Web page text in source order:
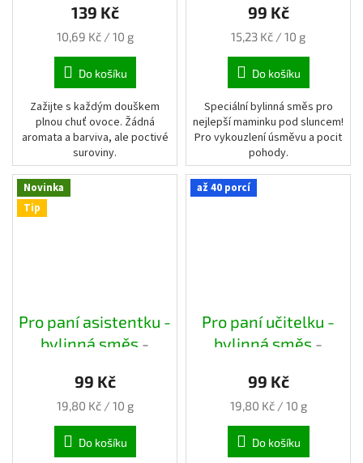
papírový pytlík
139 Kč
Měrná
10,69 Kč / 10 g
Do košíku
Zažijte s každým douškem
plnou chuť ovoce. Žádná
aromata a barviva, ale poctivé
suroviny.
99 Kč
Měrná
15,23 Kč / 10 g
Do košíku
Speciální bylinná směs pro
nejlepší maminku pod sluncem!
Pro vykouzlení úsměvu a pocit
pohody.
Novinka
Tip
Pro paní asistentku -
bylinná směs -
99 Kč
Měrná
19,80 Kč / 10 g
Do košíku
až 40 porcí
Pro paní učitelku -
bylinná směs -
99 Kč
Měrná
19,80 Kč / 10 g
Do košíku